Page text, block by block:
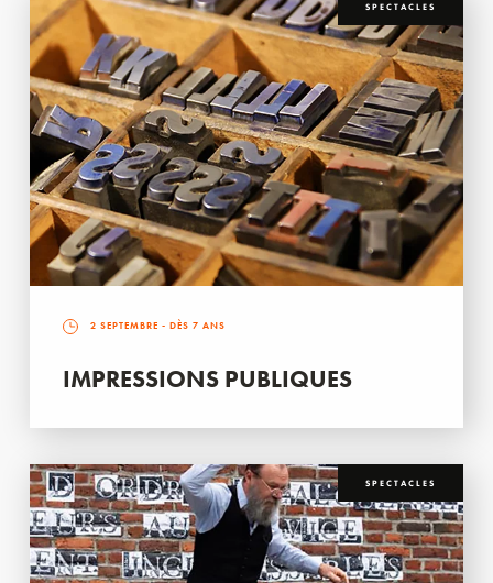
SPECTACLES
2 SEPTEMBRE - DÈS 7 ANS
IMPRESSIONS PUBLIQUES
SPECTACLES